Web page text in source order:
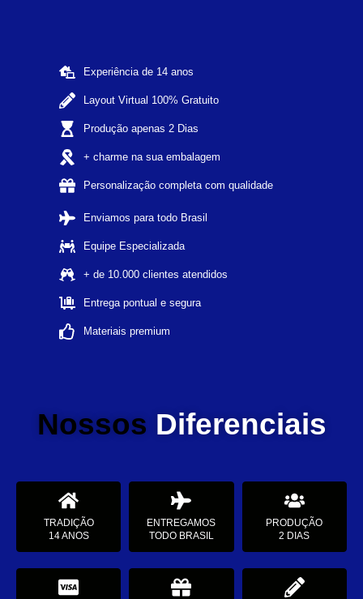
Experiência de 14 anos
Layout Virtual 100% Gratuito
Produção apenas 2 Dias
+ charme na sua embalagem
Personalização completa com qualidade
Enviamos para todo Brasil
Equipe Especializada
+ de 10.000 clientes atendidos
Entrega pontual e segura
Materiais premium
Nossos Diferenciais
TRADIÇÃO
14 ANOS
ENTREGAMOS
TODO BRASIL
PRODUÇÃO
2 DIAS